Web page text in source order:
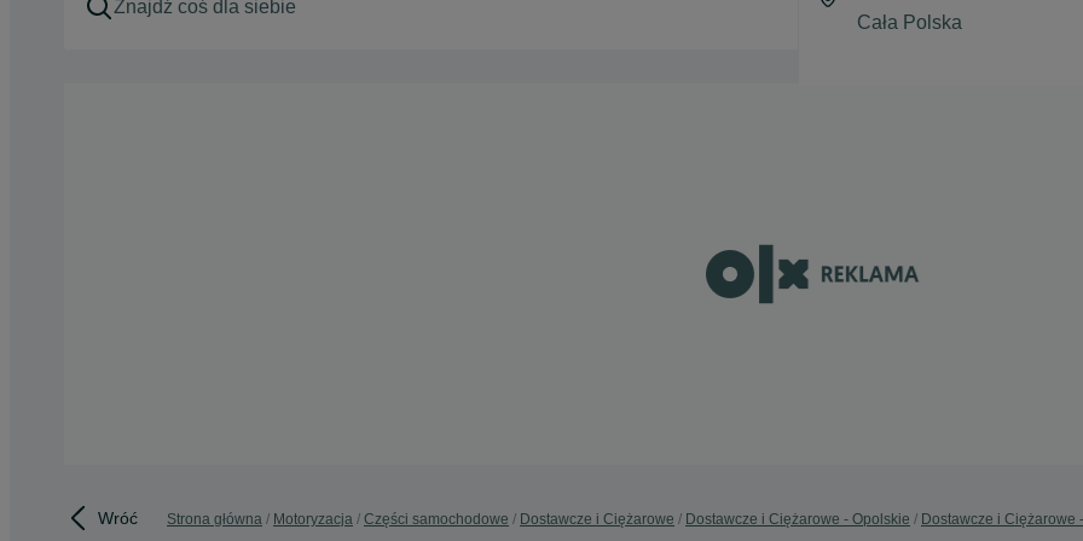
Wróć Strona główna Motoryzacja Części samochodowe Dostawcze i Ciężarowe Dostawcze i Ciężarowe - Opolskie Dostawcze i Ciężarowe